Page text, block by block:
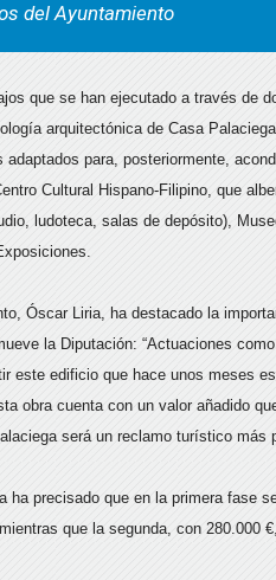
del Ayuntamiento
que se han ejecutado a través de
arquitectónica de Casa
adaptados para, posteriormente,
Cultural Hispano-Filipino, que
ludoteca, salas de depósito),
Óscar Liria, ha destacado la
la Diputación: “Actuaciones
este edificio que hace unos meses
obra cuenta con un valor añadido
será un reclamo turístico más
ha precisado que en la primera fase
que la segunda, con 280.000